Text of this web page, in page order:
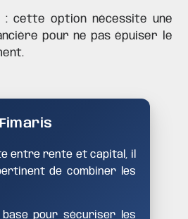
cette option nécessite une
pour ne pas épuiser le
entre rente et capital, il
de combiner les
pour sécuriser les